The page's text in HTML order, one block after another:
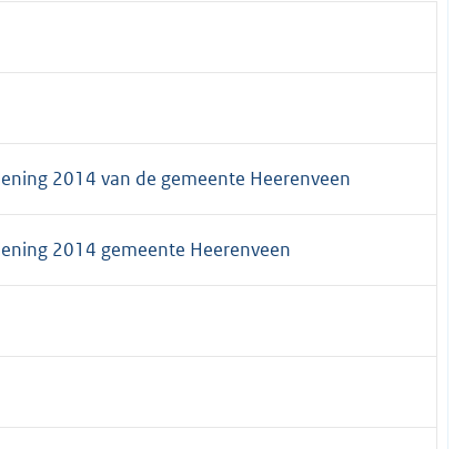
2014 van de gemeente Heerenveen
2014 gemeente Heerenveen